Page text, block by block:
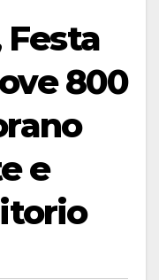
Festa
800
e